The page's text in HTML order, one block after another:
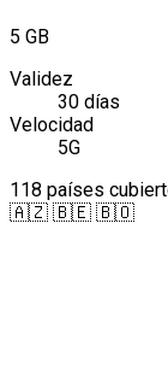
5 GB
Validez
30 días
Velocidad
5G
118 países
🇦🇿 🇧🇪 🇧🇴